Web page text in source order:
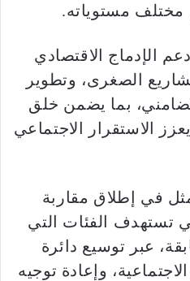
مستوياته.
الإدماج الاقتصادي
الصغرى، وتطوير
بما يضمن خلق
الاستقرار الاجتماعي
في إطلاق مقاربة
تستهدف الفئات التي
عبر توسيع دائرة
وإعادة توجيه